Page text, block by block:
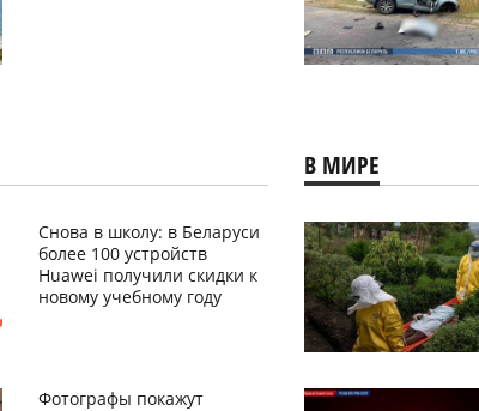
Снова в школу: в Беларуси
более 100 устройств
Huawei получили скидки к
новому учебному году
Фотографы покажут
В МИРЕ